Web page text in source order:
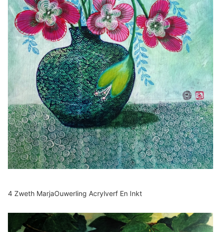
4 Zweth MarjaOuwerling Acrylverf En Inkt